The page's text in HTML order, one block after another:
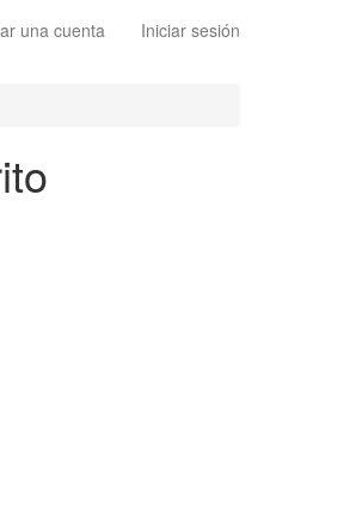
una cuenta Iniciar sesión